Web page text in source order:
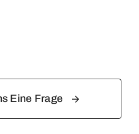
Eine Frage